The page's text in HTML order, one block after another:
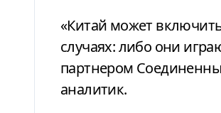
«Китай может
случаях: либо они
партнером
аналитик.